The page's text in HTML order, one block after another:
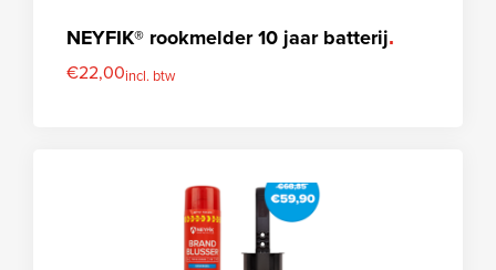
NEYFIK® rookmelder 10 jaar batterij
€22,00incl. btw